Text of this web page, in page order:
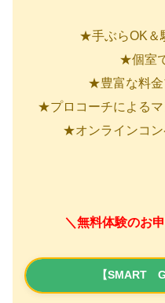
★手ぶらOK＆
★個室
★豊富な料金
★プロコーチによる
★オンラインコン
＼無料体験のお
【SMART